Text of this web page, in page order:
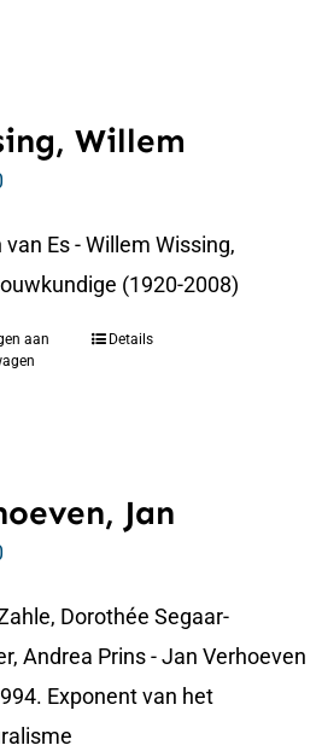
Willem
van Es - Willem Wissing,
(1920-2008)
aan
Details
Jan
Dorothée Segaar-
Andrea Prins - Jan Verhoeven
Exponent van het